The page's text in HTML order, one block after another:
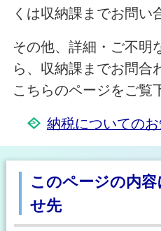
くは収納課までお問い
その他、詳細・ご不明
ら、収納課までお問合
こちらのページをご覧
納税についての
このページの内
せ先